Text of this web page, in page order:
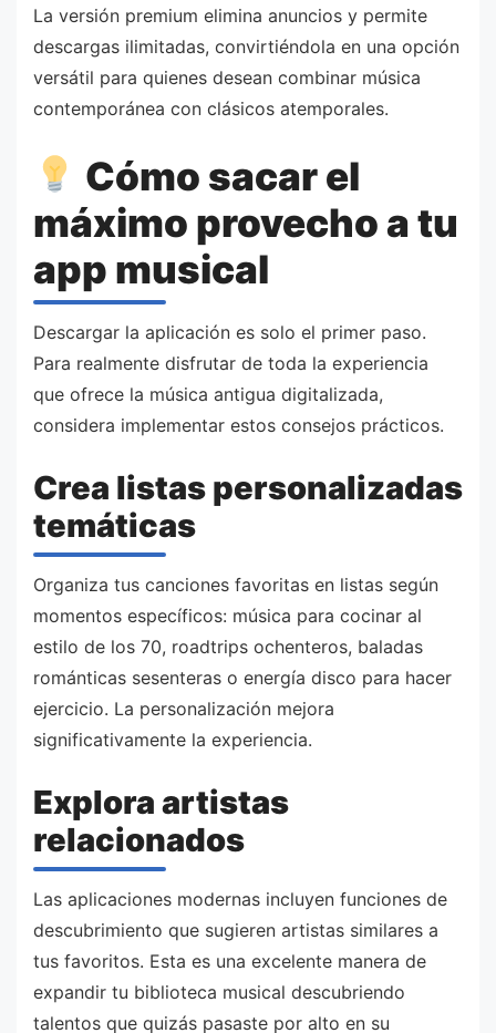
La versión premium elimina anuncios y permite
descargas ilimitadas, convirtiéndola en una opción
versátil para quienes desean combinar música
contemporánea con clásicos atemporales.
Cómo sacar el
máximo provecho a tu
app musical
Descargar la aplicación es solo el primer paso.
Para realmente disfrutar de toda la experiencia
que ofrece la música antigua digitalizada,
considera implementar estos consejos prácticos.
Crea listas personalizadas
temáticas
Organiza tus canciones favoritas en listas según
momentos específicos: música para cocinar al
estilo de los 70, roadtrips ochenteros, baladas
románticas sesenteras o energía disco para hacer
ejercicio. La personalización mejora
significativamente la experiencia.
Explora artistas
relacionados
Las aplicaciones modernas incluyen funciones de
descubrimiento que sugieren artistas similares a
tus favoritos. Esta es una excelente manera de
expandir tu biblioteca musical descubriendo
talentos que quizás pasaste por alto en su